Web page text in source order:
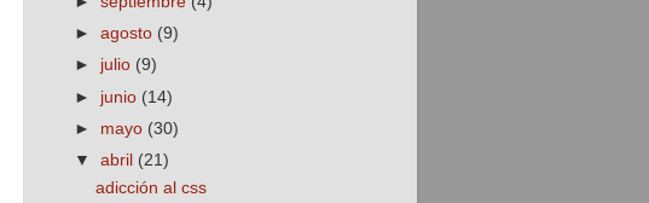
►agosto (9)
► julio (9)
► junio (14)
► mayo (30)
▼abril (21)
adicción al css